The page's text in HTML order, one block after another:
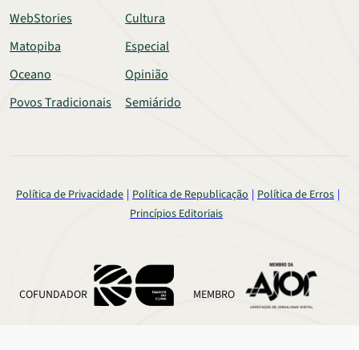
WebStories
Cultura
Matopiba
Especial
Oceano
Opinião
Povos Tradicionais
Semiárido
Política de Privacidade Política de Republicação
Política de Erros
Princípios Editoriais
COFUNDADOR MEMBRO